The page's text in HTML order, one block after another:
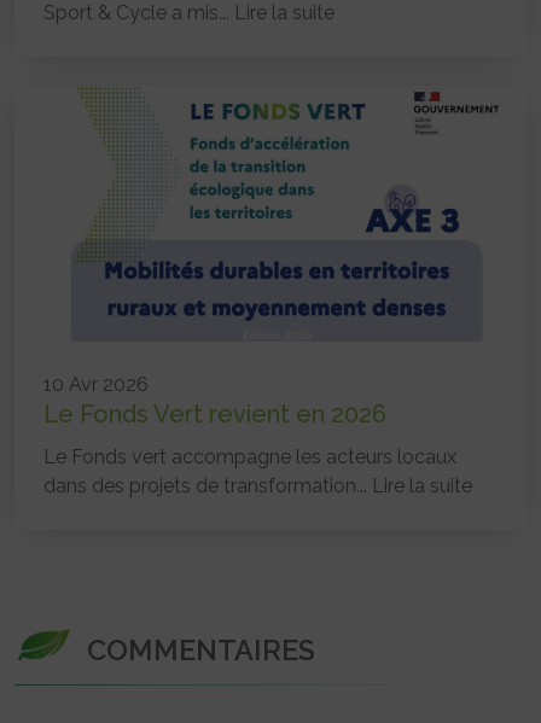
Sport & Cycle a mis... Lire la suite
10 Avr 2026
Le Fonds Vert revient en 2026
Le Fonds vert accompagne les acteurs locaux
dans des projets de transformation... Lire la suite
COMMENTAIRES